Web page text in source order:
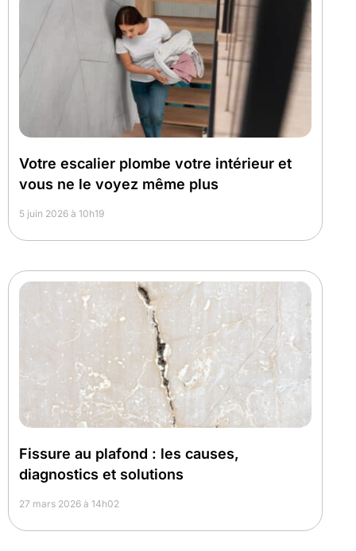
Votre escalier plombe votre intérieur et
vous ne le voyez même plus
5 juin 2026 à 10h19
Fissure au plafond : les causes,
diagnostics et solutions
27 mars 2026 à 14h02